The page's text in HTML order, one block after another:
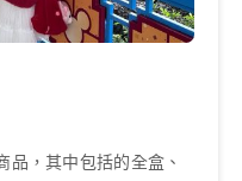
，其中包括的全盒、